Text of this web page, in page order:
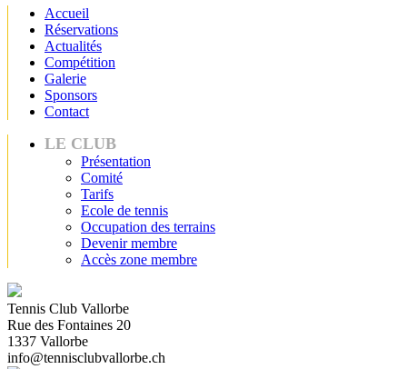
Accueil
Réservations
Actualités
Compétition
Galerie
Sponsors
Contact
LE CLUB
Présentation
Comité
Tarifs
Ecole de tennis
Occupation des terrains
Devenir membre
Accès zone membre
Tennis Club Vallorbe
Rue des Fontaines 20
1337 Vallorbe
info@tennisclubvallorbe.ch